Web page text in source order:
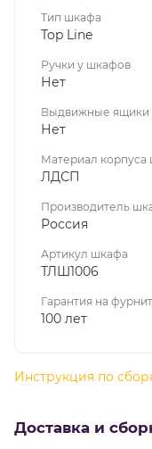
аллергиков и детей.
обеспечивает
пересобрать ее
— Кромка плит
повреждениям и
фурнитуры и
гарантией.
В зависимости от
Тип шкафа
Top Line
Ручки у шкафов
Нет
Выдвижные ящики
Нет
Материал корпуса
ЛДСП
Производитель
Россия
Артикул шкафа
ТЛШ1006
Гарантия на
100 лет
Инструкция по
Доставка и